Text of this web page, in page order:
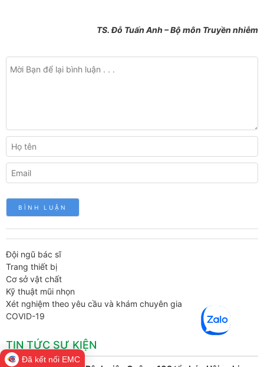
TS. Đỗ Tuấn Anh – Bộ môn Truyền nhiễm
Đội ngũ bác sĩ
Trang thiết bị
Cơ sở vật chất
Kỹ thuật mũi nhọn
Xét nghiệm theo yêu cầu và khám chuyên gia
COVID-19
TIN TỨC SỰ KIỆN
Đã kết nối EMC